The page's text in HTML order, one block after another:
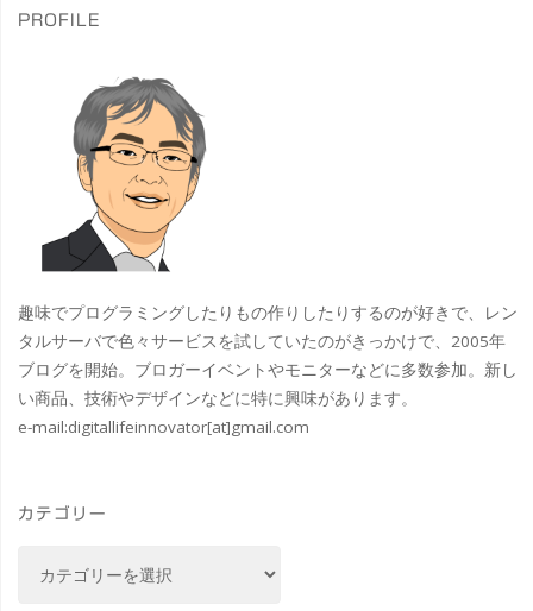
#
千
鳥
と
牛
ト
@
飛
鳥
公
園
#
ポ
PROFILE
趣味でプログラミングしたりもの作りしたりするのが好きで、レン
タルサーバで色々サービスを試していたのがきっかけで、2005年
ブログを開始。ブロガーイベントやモニターなどに多数参加。新し
い商品、技術やデザインなどに特に興味があります。
e-mail:digitallifeinnovator[at]gmail.com
カテゴリー